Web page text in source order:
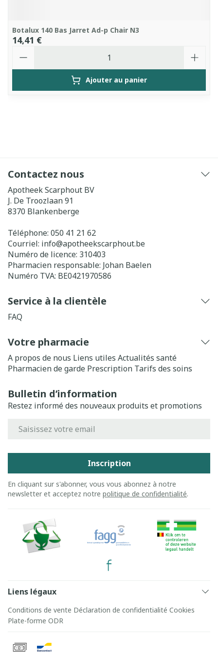
Botalux 140 Bas Jarret Ad-p Chair N3
14,41 €
Ajouter au panier
Contactez nous
Apotheek Scarphout BV
J. De Troozlaan 91
8370 Blankenberge
Téléphone: 050 41 21 62
Courriel: info@apotheekscarphout.be
Numéro de licence: 310403
Pharmacien responsable: Johan Baelen
Numéro TVA: BE0421970586
Service à la clientèle
FAQ
Votre pharmacie
A propos de nous Liens utiles Actualités santé
Pharmacien de garde Prescription Tarifs des soins
Bulletin d’information
Restez informé des nouveaux produits et promotions
Inscription
En cliquant sur s'abonner, vous vous abonnez à notre
newsletter et acceptez notre politique de confidentialité.
Liens légaux
Conditions de vente Déclaration de confidentialité Cookies
Plate-forme ODR